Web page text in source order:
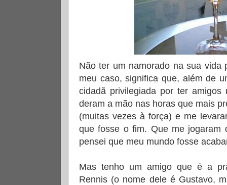
Não ter um namorado na sua vida
meu caso, significa que, além de
cidadã privilegiada por ter amigos
deram a mão nas horas que mais
(muitas vezes à força) e me
que fosse o fim. Que me jogaram
pensei que meu mundo fosse
Mas tenho um amigo que é a
Rennis (o nome dele é Gustavo,